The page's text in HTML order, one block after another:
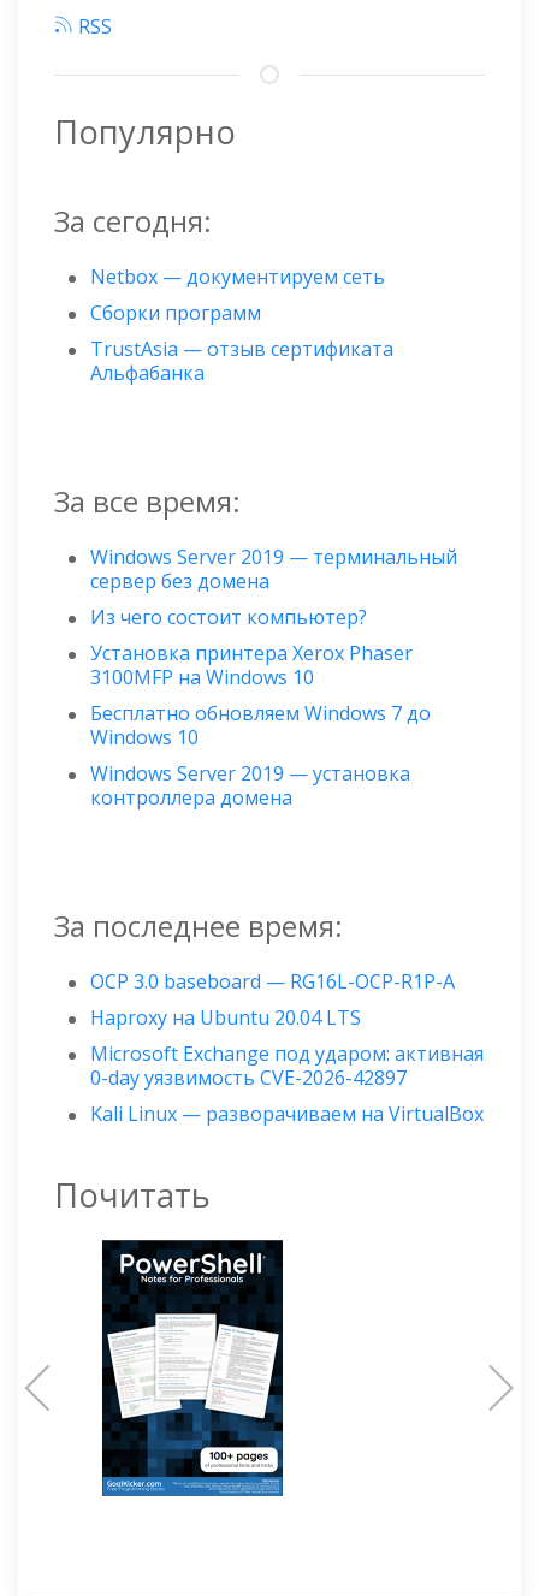
RSS
Популярно
За сегодня:
Netbox — документируем сеть
Сборки программ
TrustAsia — отзыв сертификата
Альфабанка
За все время:
Windows Server 2019 — терминальный
сервер без домена
Из чего состоит компьютер?
Установка принтера Xerox Phaser
3100MFP на Windows 10
Бесплатно обновляем Windows 7 до
Windows 10
Windows Server 2019 — установка
контроллера домена
За последнее время:
OCP 3.0 baseboard — RG16L-OCP-R1P-A
Haproxy на Ubuntu 20.04 LTS
Microsoft Exchange под ударом: активная
0-day уязвимость CVE-2026-42897
Kali Linux — разворачиваем на VirtualBox
Почитать